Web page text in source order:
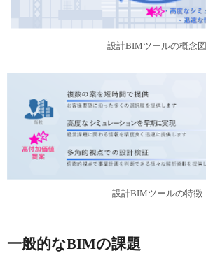
設計BIMツールの概念図
設計BIMツールの特徴
一般的なBIMの課題